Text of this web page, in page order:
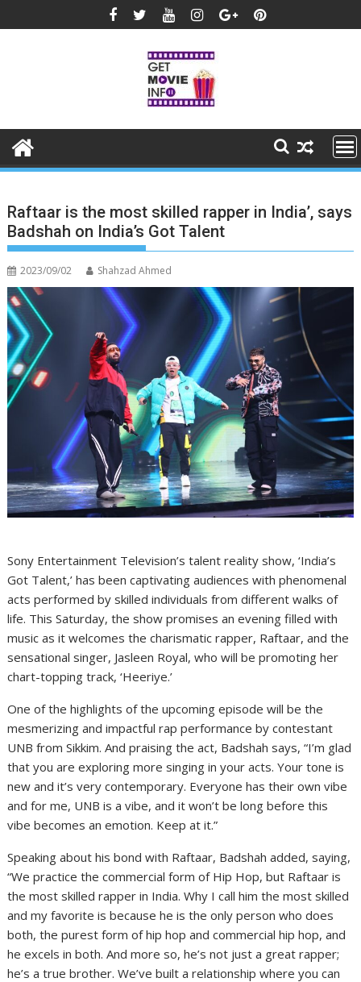
to
Raftaar is the most skilled rapper in India’, says
Badshah on India’s Got Talent
2023/09/02 Shahzad Ahmed
Sony Entertainment Television’s talent reality show, ‘India’s
Got Talent,’ has been captivating audiences with phenomenal
acts performed by skilled individuals from different walks of
life. This Saturday, the show promises an evening filled with
music as it welcomes the charismatic rapper, Raftaar, and the
sensational singer, Jasleen Royal, who will be promoting her
chart-topping track, ‘Heeriye.’
One of the highlights of the upcoming episode will be the
mesmerizing and impactful rap performance by contestant
UNB from Sikkim. And praising the act, Badshah says, “I’m glad
that you are exploring more singing in your acts. Your tone is
new and it’s very contemporary. Everyone has their own vibe
and for me, UNB is a vibe, and it won’t be long before this
vibe becomes an emotion. Keep at it.”
Speaking about his bond with Raftaar, Badshah added, saying,
“We practice the commercial form of Hip Hop, but Raftaar is
the most skilled rapper in India. Why I call him the most skilled
and my favorite is because he is the only person who does
both, the purest form of hip hop and commercial hip hop, and
he excels in both. And more so, he’s not just a great rapper;
he’s a true brother. We’ve built a relationship where you can